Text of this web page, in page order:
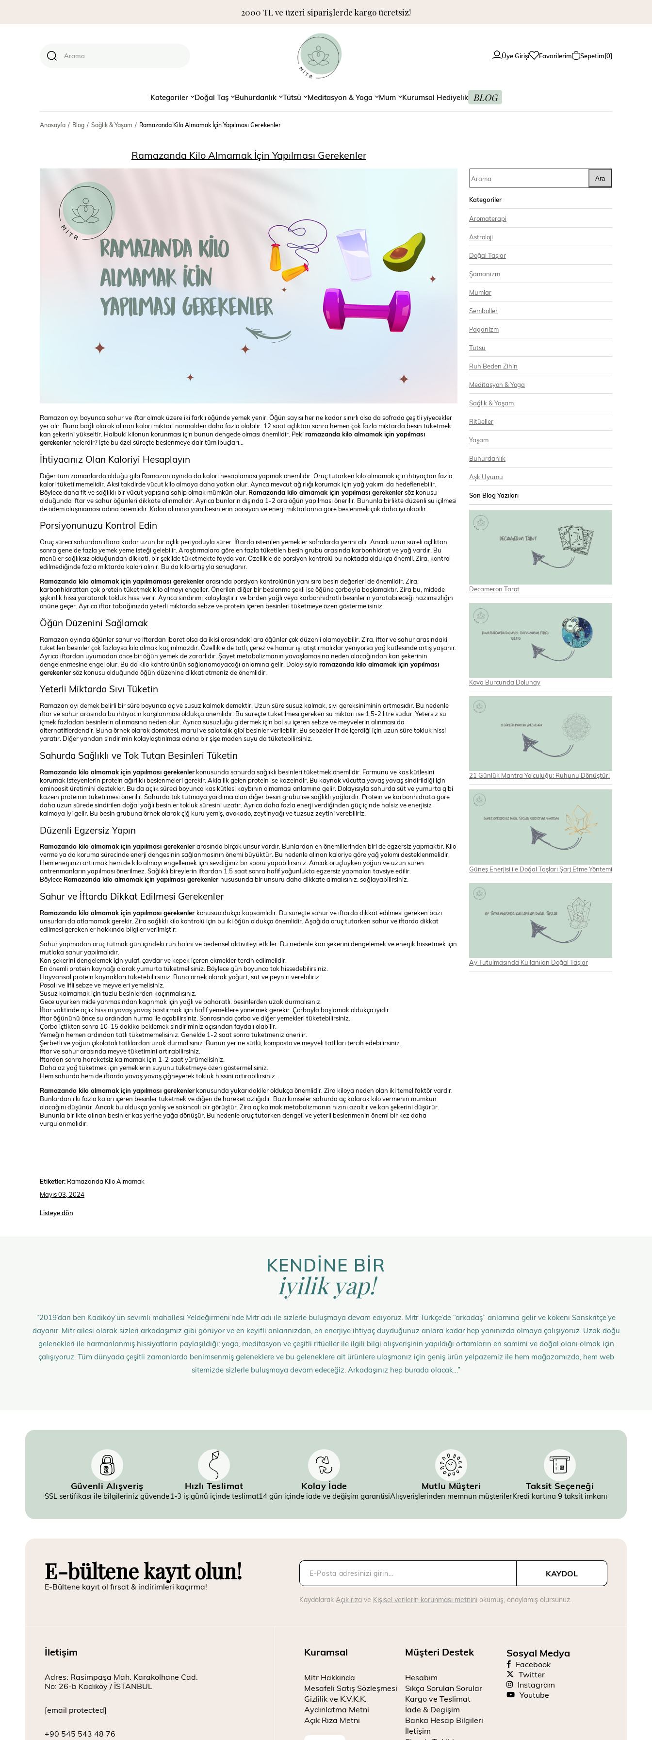
2000 TL ve üzeri siparişlerde kargo ücretsiz!
Üye Girişi Favorilerim Sepetim 0
Kategoriler Doğal Taş Buhurdanlık Tütsü Meditasyon & Yoga Mum Kurumsal Hediyelik BLOG
Anasayfa Blog Sağlık & Yaşam Ramazanda Kilo Almamak İçin Yapılması Gerekenler
Ramazanda Kilo Almamak İçin Yapılması Gerekenler
Ramazan ayı boyunca sahur ve iftar olmak üzere iki farklı öğünde yemek yenir. Öğün sayısı her ne kadar sınırlı olsa da sofrada çeşitli yiyecekler
yer alır. Buna bağlı olarak alınan kalori miktarı normalden daha fazla olabilir. 12 saat açlıktan sonra hemen çok fazla miktarda besin tüketmek
kan şekerini yükseltir. Halbuki kilonun korunması için bunun dengede olması önemlidir. Pekiramazanda kilo almamak için yapılması
gerekenler nelerdir? İşte bu özel süreçte beslenmeye dair tüm ipuçları...
İhtiyacınız Olan Kaloriyi Hesaplayın
Diğer tüm zamanlarda olduğu gibi Ramazan ayında da kalori hesaplaması yapmak önemlidir. Oruç tutarken kilo almamak için ihtiyaçtan fazla
kalori tüketilmemelidir. Aksi takdirde vücut kilo almaya daha yatkın olur. Ayrıca mevcut ağırlığı korumak için yağ yakımı da hedeflenebilir.
Böylece daha fit ve sağlıklı bir vücut yapısına sahip olmak mümkün olur. Ramazanda kilo almamak için yapılması gerekenlersöz konusu
olduğunda iftar ve sahur öğünleri dikkate alınmalıdır. Ayrıca bunların dışında 1-2 ara öğün yapılması önerilir. Bununla birlikte düzenli su içilmesi
de ödem oluşmaması adına önemlidir. Kalori alımına yani besinlerin porsiyon ve enerji miktarlarına göre beslenmek çok daha iyi olabilir.
Porsiyonunuzu Kontrol Edin
Oruç süreci sahurdan iftara kadar uzun bir açlık periyoduyla sürer. İftarda istenilen yemekler sofralarda yerini alır. Ancak uzun süreli açlıktan
sonra genelde fazla yemek yeme isteği gelebilir. Araştırmalara göre en fazla tüketilen besin grubu arasında karbonhidrat ve yağ vardır. Bu
menüler sağlıksız olduğundan dikkatl, bir şekilde tüketmekte fayda var. Özellikle de porsiyon kontrolü bu noktada oldukça önemli. Zira, kontrol
edilmediğinde fazla miktarda kalori alınır. Bu da kilo artışıyla sonuçlanır.
Ramazanda kilo almamak için yapılmaması gerekenlerarasında porsiyon kontrolünün yanı sıra besin değerleri de önemlidir. Zira,
karbonhidrattan çok protein tüketmek kilo almayı engeller. Önerilen diğer bir beslenme şekli ise öğüne çorbayla başlamaktır. Zira bu, midede
şişkinlik hissi yaratarak tokluk hissi verir. Ayrıca sindirimi kolaylaştırır ve birden yağlı veya karbonhidratlı besinlerin yaratabileceği hazımsızlığın
önüne geçer. Ayrıca iftar tabağınızda yeterli miktarda sebze ve protein içeren besinleri tüketmeye özen göstermelisiniz.
Öğün Düzenini Sağlamak
Ramazan ayında öğünler sahur ve iftardan ibaret olsa da ikisi arasındaki ara öğünler çok düzenli olamayabilir. Zira, iftar ve sahur arasındaki
tüketilen besinler çok fazlaysa kilo almak kaçınılmazdır. Özellikle de tatlı, çerez ve hamur işi atıştırmalıklar yeniyorsa yağ kütlesinde artış yaşanır.
Ayrıca iftardan uyumadan önce bir öğün yemek de zararlıdır. Şayet metabolizmanın yavaşlamasına neden olacağından kan şekerinin
dengelenmesine engel olur. Bu da kilo kontrolünün sağlanamayacağı anlamına gelir. Dolayısıyla ramazanda kilo almamak için yapılması
gerekenler söz konusu olduğunda öğün düzenine dikkat etmeniz de önemlidir.
Yeterli Miktarda Sıvı Tüketin
Ramazan ayı demek belirli bir süre boyunca aç ve susuz kalmak demektir. Uzun süre susuz kalmak, sıvı gereksiniminin artmasıdır. Bu nedenle
iftar ve sahur arasında bu ihtiyacın karşılanması oldukça önemlidir. Bu süreçte tüketilmesi gereken su miktarı ise 1,5-2 litre sudur. Yetersiz su
içmek fazladan besinlerin alınmasına neden olur. Ayrıca susuzluğu gidermek için bol su içeren sebze ve meyvelerin alınması da
alternatiflerdendir. Buna örnek olarak domatesi, marul ve salatalık gibi besinler verilebilir. Bu sebzeler lif de içerdiği için uzun süre tokluk hissi
yaratır. Diğer yandan sindirimin kolaylaştırılması adına bir şişe maden suyu da tüketebilirsiniz.
Sahurda Sağlıklı ve Tok Tutan Besinleri Tüketin
Ramazanda kilo almamak için yapılması gerekenler konusunda sahurda sağlıklı besinleri tüketmek önemlidir. Formunu ve kas kütlesini
korumak isteyenlerin protein ağırlıklı beslenmeleri gerekir. Akla ilk gelen protein ise kazeindir. Bu kaynak vücutta yavaş yavaş sindirildiği için
aminoasit üretimini destekler. Bu da açlık süreci boyunca kas kütlesi kaybının olmaması anlamına gelir. Dolayısıyla sahurda süt ve yumurta gibi
kazein proteinin tüketilmesi önerilir. Sahurda tok tutmaya yardımcı olan diğer besin grubu ise sağlıklı yağlardır. Protein ve karbonhidrata göre
daha uzun sürede sindirilen doğal yağlı besinler tokluk süresini uzatır. Ayrıca daha fazla enerji verdiğinden güç içinde halsiz ve enerjisiz
kalmaya iyi gelir. Bu besin grubuna örnek olarak çiğ kuru yemiş, avokado, zeytinyağı ve tuzsuz zeytini verebiliriz.
Düzenli Egzersiz Yapın
Ramazanda kilo almamak için yapılması gerekenler arasında birçok unsur vardır. Bunlardan en önemlilerinden biri de egzersiz yapmaktır. Kilo
verme ya da koruma sürecinde enerji dengesinin sağlanmasının önemi büyüktür. Bu nedenle alınan kaloriye göre yağ yakımı desteklenmelidir.
Hem enerjinizi artırmak hem de kilo almayı engellemek için sevdiğiniz bir sporu yapabilirsiniz. Ancak oruçluyken yoğun ve uzun süren
antrenmanların yapılması önerilmez. Sağlıklı bireylerin iftardan 1.5 saat sonra hafif yoğunlukta egzersiz yapmaları tavsiye edilir.
Böylece Ramazanda kilo almamak için yapılması gerekenler hususunda bir unsuru daha dikkate almalısınız. sağlayabilirsiniz.
Sahur ve İftarda Dikkat Edilmesi Gerekenler
Ramazanda kilo almamak için yapılması gerekenler konusuoldukça kapsamlıdır. Bu süreçte sahur ve iftarda dikkat edilmesi gereken bazı
unsurları da atlamamak gerekir. Zira sağlıklı kilo kontrolü için bu iki öğün oldukça önemlidir. Aşağıda oruç tutarken sahur ve iftarda dikkat
edilmesi gerekenler hakkında bilgiler verilmiştir:
Sahur yapmadan oruç tutmak gün içindeki ruh halini ve bedensel aktiviteyi etkiler. Bu nedenle kan şekerini dengelemek ve enerjik hissetmek için
mutlaka sahur yapılmalıdır.
Kan şekerini dengelemek için yulaf, çavdar ve kepek içeren ekmekler tercih edilmelidir.
En önemli protein kaynağı olarak yumurta tüketmelisiniz. Böylece gün boyunca tok hissedebilirsiniz.
Hayvansal protein kaynakları tüketebilirsiniz. Buna örnek olarak yoğurt, süt ve peyniri verebiliriz.
Posalı ve lifli sebze ve meyveleri yemelisiniz.
Susuz kalmamak için tuzlu besinlerden kaçınmalısınız.
Gece uyurken mide yanmasından kaçınmak için yağlı ve baharatlı. besinlerden uzak durmalısınız.
İftar vaktinde açlık hissini yavaş yavaş bastırmak için hafif yemeklere yönelmek gerekir. Çorbayla başlamak oldukça iyidir.
İftar öğününü önce su ardından hurma ile açabilirsiniz. Sonrasında çorba ve diğer yemekleri tüketebilirsiniz.
Çorba içtikten sonra 10-15 dakika beklemek sindiriminiz açısından faydalı olabilir.
Yemeğin hemen ardından tatlı tüketmemelisiniz. Genelde 1-2 saat sonra tüketmeniz önerilir.
Şerbetli ve yoğun çikolatalı tatlılardan uzak durmalısınız. Bunun yerine sütlü, komposto ve meyveli tatlıları tercih edebilirsiniz.
İftar ve sahur arasında meyve tüketimini artırabilirsiniz.
İftardan sonra hareketsiz kalmamak için 1-2 saat yürümelisiniz.
Daha az yağ tüketmek için yemeklerin suyunu tüketmeye özen göstermelisiniz.
Hem sahurda hem de iftarda yavaş yavaş çiğneyerek tokluk hissini artırabilirsiniz.
Ramazanda kilo almamak için yapılması gerekenler konusunda yukarıdakiler oldukça önemlidir. Zira kiloya neden olan iki temel faktör vardır.
Bunlardan ilki fazla kalori içeren besinler tüketmek ve diğeri de hareket azlığıdır. Bazı kimseler sahurda aç kalarak kilo vermenin mümkün
olacağını düşünür. Ancak bu oldukça yanlış ve sakıncalı bir görüştür. Zira aç kalmak metabolizmanın hızını azaltır ve kan şekerini düşürür.
Bununla birlikte alınan besinler kas yerine yağa dönüşür. Bu nedenle oruç tutarken dengeli ve yeterli beslenmenin önemi bir kez daha
vurgulanmalıdır.
Etiketler: Ramazanda Kilo Almamak
Mayıs 03, 2024
Listeye dön
Ara
Kategoriler
Aromaterapi
Astroloji
Doğal Taşlar
Şamanizm
Mumlar
Semböller
Paganizm
Tütsü
Ruh Beden Zihin
Meditasyon & Yoga
Sağlık & Yaşam
Ritüeller
Yaşam
Buhurdanlık
Aşk Uyumu
Son Blog Yazıları
Decameron Tarot
Kova Burcunda Dolunay
21 Günlük Mantra Yolculuğu: Ruhunu Dönüştür!
Güneş Enerjisi ile Doğal Taşları Şarj Etme Yöntemi
Ay Tutulmasında Kullanılan Doğal Taşlar
KENDİNE BİR
iyilik yap!
“2019’dan beri Kadıköy’ün sevimli mahallesi Yeldeğirmeni’nde Mitr adı ile sizlerle buluşmaya devam ediyoruz. Mitr Türkçe’de “arkadaş” anlamına gelir ve kökeni Sanskritçe’ye
dayanır. Mitr ailesi olarak sizleri arkadaşımız gibi görüyor ve en keyifli anlarınızdan, en enerjiye ihtiyaç duyduğunuz anlara kadar hep yanınızda olmaya çalışıyoruz. Uzak doğu
gelenekleri ile harmanlanmış hissiyatların paylaşıldığı; yoga, meditasyon ve çeşitli ritüeller ile ilgili bilgi alışverişinin yapıldığı ortamların en samimi ve doğal olanı olmak için
çalışıyoruz. Tüm dünyada çeşitli zamanlarda benimsenmiş geleneklere ve bu geleneklere ait ürünlere ulaşmanız için geniş ürün yelpazemiz ile hem mağazamızda, hem web
sitemizde sizlerle buluşmaya devam edeceğiz. Arkadaşınız hep burada olacak…”
Güvenli Alışveriş
SSL sertifikası ile bilgileriniz güvende
Hızlı Teslimat
1-3 iş günü içinde teslimat
Kolay İade
14 gün içinde iade ve değişim garantisi
Mutlu Müşteri
Alışverişlerinden memnun müşteriler
Taksit Seçeneği
Kredi kartına 9 taksit imkanı
E-bültene kayıt olun!
E-Bültene kayıt ol fırsat & indirimleri kaçırma!
KAYDOL
Kaydolarak Açık rıza ve Kişisel verilerin korunması metnini okumuş, onaylamış olursunuz.
İletişim
Adres: Rasimpaşa Mah. Karakolhane Cad.
No: 26-b Kadıköy / İSTANBUL
[email protected]
+90 545 543 48 76
Kuramsal
Mitr Hakkında
Mesafeli Satış Sözleşmesi
Gizlilik ve K.V.K.K.
Aydınlatma Metni
Açık Rıza Metni
Müşteri Destek
Hesabım
Sıkça Sorulan Sorular
Kargo ve Teslimat
İade & Degişim
Banka Hesap Bilgileri
İletişim
Sosyal Medya
Facebook
Twitter
Instagram
Youtube